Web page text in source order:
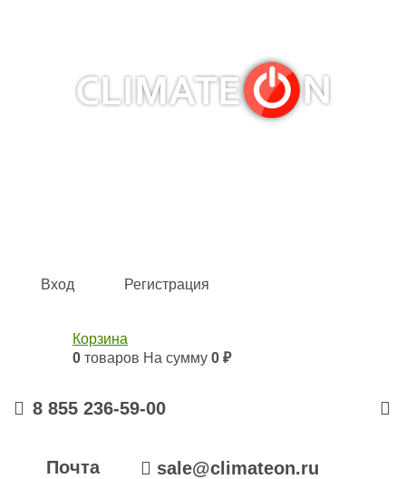
Вход Регистрация
Корзина
0 товаров На сумму 0 ₽
8 855 236-59-00
Почта sale@climateon.ru